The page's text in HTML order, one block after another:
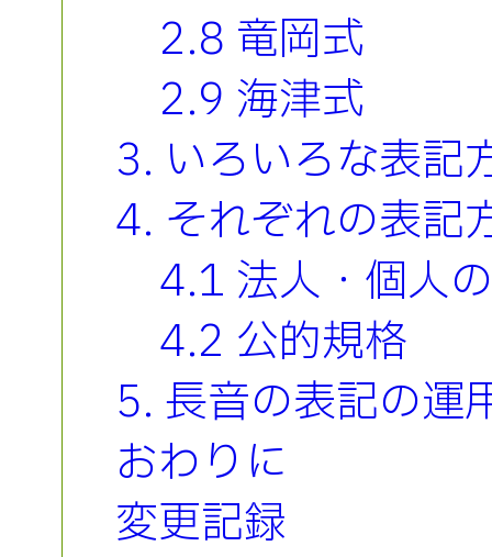
2.8 竜岡式
2.9 海津式
3. いろいろな表記
4. それぞれの表記
4.1 法人・個人
4.2 公的規格
5. 長音の表記の運
おわりに
変更記録